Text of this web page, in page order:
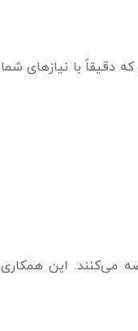
دقیقاً با نیازهای شما
می‌کنند. این همکاری